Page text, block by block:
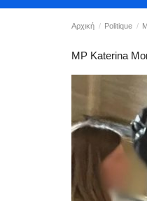
Αρχική Politique
MP Katerina